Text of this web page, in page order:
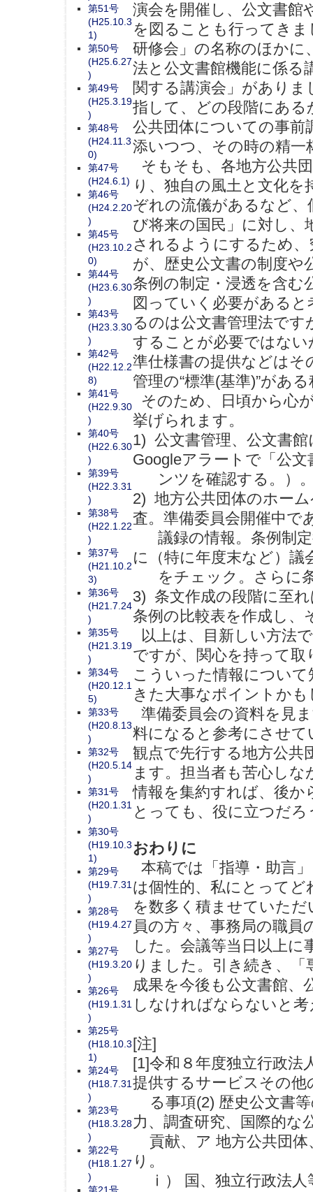
演会を開催し、公文書館
を図ることも行ってき
研修会」の名称のほかに
法と公文書館機能に係る
関する講演会」があり
指して、どの段階にあ
公共団体についての事前
添いつつ、その時の精
そもそも、各地方公共
り、独自の風土と文化
ぞれの流儀があるなど、
び将来の国民」に対し、
されるようにするため
が、歴史公文書の制度や
条例の制定・浸透を含む
図っていく必要がある
るのは公文書管理法で
することが必要ではな
準仕様書の提供などはそ
管理の“標準(基準)”があ
そのため、日頃から心
挙げられます。
1) 公文書管理、公文書
Googleアラートで「公
ンツを確認する。）
2) 地方公共団体のホー
査。準備委員会開催中で
議録の情報。条例制定
に（特に年度末など）議
をチェック。さらに条
3) 条文作成の段階に至
条例の比較表を作成し、
以上は、目新しい方法
ですが、関心を持って
こういった情報につい
きた大事なポイントか
準備委員会の資料を見
料になると参考にさせ
観点で先行する地方公共
ます。担当者も苦心し
情報を集約すれば、後か
とっても、役に立つだ
おわりに
本稿では「指導・助言
は個性的、私にとって
を数多く積ませていた
員の方々、事務局の職
した。会議等当日以上
りました。引き続き、
成果を今後も公文書館、
しなければならないと
[注]
[1]令和８年度独立行政
提供するサービスその
る事項(2) 歴史公文書
力、調査研究、国際的な
貢献、ア 地方公共団体
り。
ⅰ） 国、独立行政法人
第51号
(H25.10.3
1)
第50号
(H25.6.27
)
第49号
(H25.3.19
)
第48号
(H24.11.3
0)
第47号
(H24.6.1)
第46号
(H24.2.20
)
第45号
(H23.10.2
0)
第44号
(H23.6.30
)
第43号
(H23.3.30
)
第42号
(H22.12.2
8)
第41号
(H22.9.30
)
第40号
(H22.6.30
)
第39号
(H22.3.31
)
第38号
(H22.1.22
)
第37号
(H21.10.2
3)
第36号
(H21.7.24
)
第35号
(H21.3.19
)
第34号
(H20.12.1
5)
第33号
(H20.8.13
)
第32号
(H20.5.14
)
第31号
(H20.1.31
)
第30号
(H19.10.3
1)
第29号
(H19.7.31
)
第28号
(H19.4.27
)
第27号
(H19.3.20
)
第26号
(H19.1.31
)
第25号
(H18.10.3
1)
第24号
(H18.7.31
)
第23号
(H18.3.28
)
第22号
(H18.1.27
)